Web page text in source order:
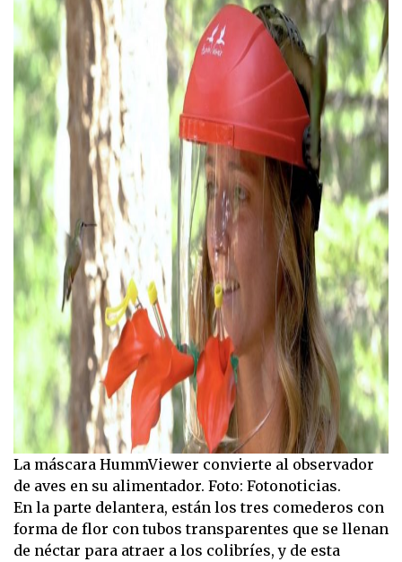
La máscara HummViewer convierte al observador
de aves en su alimentador. Foto: Fotonoticias.
En la parte delantera, están los tres comederos con
forma de flor con tubos transparentes que se llenan
de néctar para atraer a los colibríes, y de esta